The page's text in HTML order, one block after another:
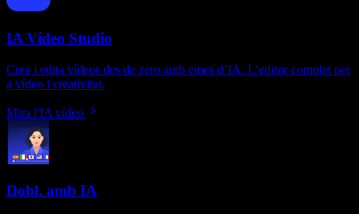
IA Vídeo Studio
Crea i edita vídeos des de zero amb eines d’IA. L’editor complet per
a vídeo i creativitat.
Mira l'IA vídeo
Dobl. amb IA